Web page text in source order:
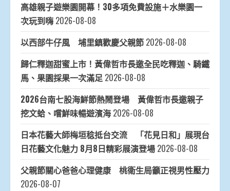
高雄親子遊樂園開幕！30多項免費設施＋水樂園一
次玩到嗨 2026-08-08
以西部牛仔風 埔里鎮歡慶父親節 2026-08-08
歸仁釋迦甜蜜上市！黃偉哲市長邀全民吃釋迦、騎鐵
馬、果園採果一次滿足 2026-08-08
2026台南七股海鮮節熱鬧登場 黃偉哲市長邀親子
挖文蛤、嚐鮮味暢遊濱海 2026-08-08
日本花藝大師梅垣稔抵台交流 「花見日和」展現台
日花藝文化魅力 8月8日精彩展演登場 2026-08-08
父親節關心爸爸心理健康 桃衛生局籲正視男性壓力
2026-08-07